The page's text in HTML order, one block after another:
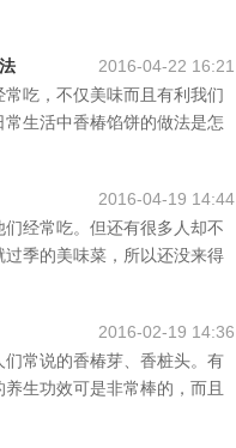
2016-04-22 16:21
吃，不仅美味而且有利我们
生活中香椿馅饼的做法是怎
2016-04-19 14:44
经常吃。但还有很多人却不
季的美味菜，所以还没来得
2016-02-19 14:36
常说的香椿芽、香桩头。有
生功效可是非常棒的，而且